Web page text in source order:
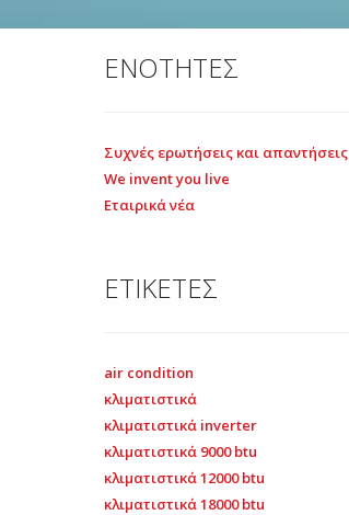
ΕΝΟΤΗΤΕΣ
Συχνές ερωτήσεις και απαντήσεις
We invent you live
Εταιρικά νέα
ΕΤΙΚΕΤΕΣ
air condition
κλιματιστικά
κλιματιστικά inverter
κλιματιστικά 9000 btu
κλιματιστικά 12000 btu
κλιματιστικά 18000 btu